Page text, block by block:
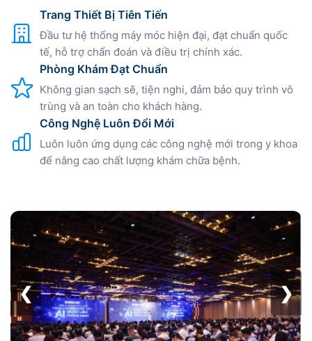
Trang Thiết Bị Tiên Tiến
Đầu tư hệ thống máy móc hiện đại, đạt chuẩn quốc
tế, hỗ trợ chẩn đoán và điều trị chính xác.
Phòng Khám Đạt Chuẩn
Không gian sạch sẽ, tiện nghi, đảm bảo quy trình vô
trùng và an toàn cho khách hàng.
Công Nghệ Luôn Đổi Mới
Luôn luôn ứng dụng các công nghệ mới trong y khoa
để nâng cao chất lượng khám chữa bệnh.
❮ ❯